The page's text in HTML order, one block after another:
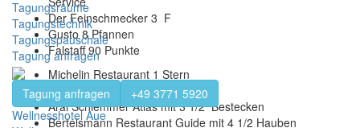
Tagungsräume
Tagungstechnik
Tagungspauschale
Tagung anfragen
Tagung anfragen
+49 3771 5920
Wellnesshotel Aue
Der Feinschmecker 3 F
Gusto 8 Pfannen
Falstaff 90 Punkte
Michelin Restaurant 1 Stern
Gault Millau 2 rote Hauben
Aral Schlemmer Atlas mit 3 1/2 Bestecken
Bertelsmann Restaurant Guide mit 4 1/2 Hauben